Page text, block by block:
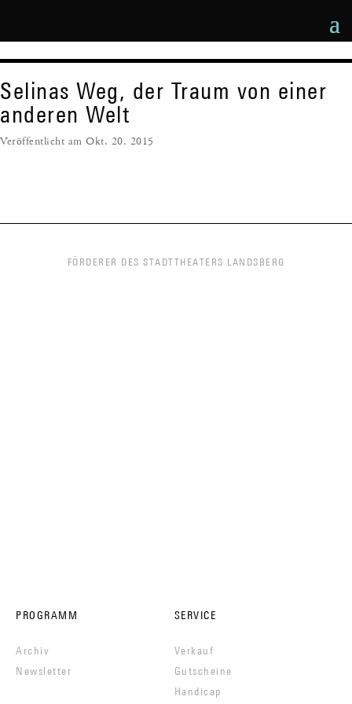
Selinas Weg, der Traum von einer
anderen Welt
Okt. 20, 2015
FÖRDERER DES STADTTHEATERS LANDSBERG
PROGRAMM
Archiv
Newsletter
SERVICE
Verkauf
Gutscheine
Handicap